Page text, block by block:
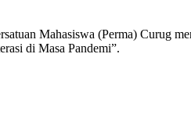
Mahasiswa (Perma) Curug
di Masa Pandemi”.